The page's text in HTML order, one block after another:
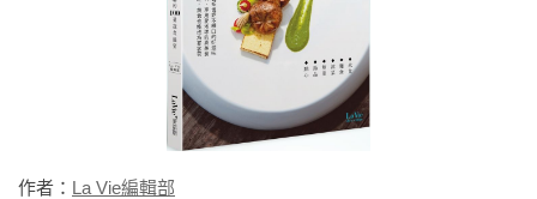
作者： La Vie編輯部